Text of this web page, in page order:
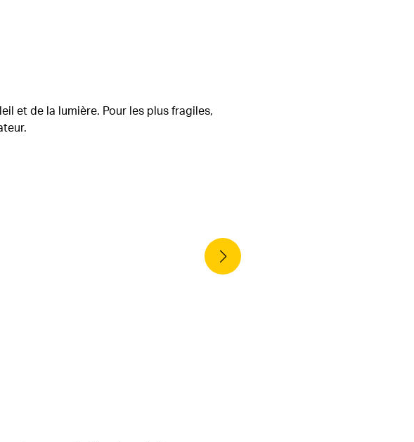
et de la lumière. Pour les plus fragiles,